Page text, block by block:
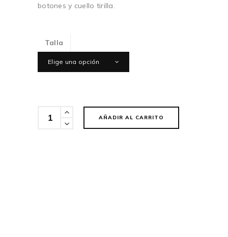
botones y cuello tirilla.
Talla
Elige una opción
Cantidad
AÑADIR AL CARRITO